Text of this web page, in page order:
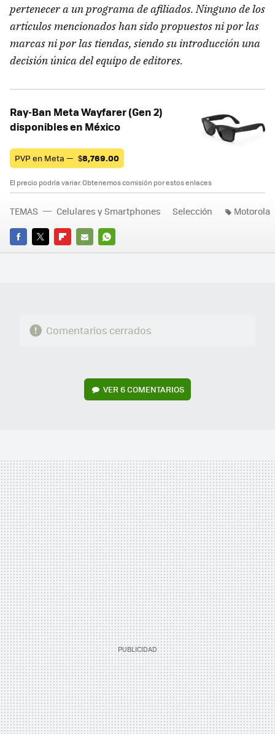
pertenecer a un programa de afiliados. Ninguno de los
artículos mencionados han sido propuestos ni por las
marcas ni por las tiendas, siendo su introducción una
decisión única del equipo de editores.
Ray-Ban Meta Wayfarer (Gen 2)
disponibles en México
PVP en Meta — $8,769.00
El precio podría variar. Obtenemos comisión por estos enlaces
FACEBOOK
TWITTERFLIPBOARD
E-
WHATSAPP
TEMAS Celulares y Smartphones Selección Motorola
Comentarios cerrados
VER6 COMENTARIOS